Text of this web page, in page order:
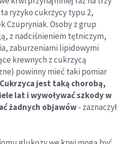
ryzyko cukrzycy typu 2,
Czupryniak. Osoby z grup
z nadciśnieniem tętniczym,
zaburzeniami lipidowymi
krewnych z cukrzycą
powinny mieć taki pomiar
Cukrzyca jest taką chorobą,
lat i wywoływać szkody w
żadnych objawów- zaznaczył